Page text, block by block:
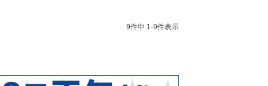
9件中 1-9件表示